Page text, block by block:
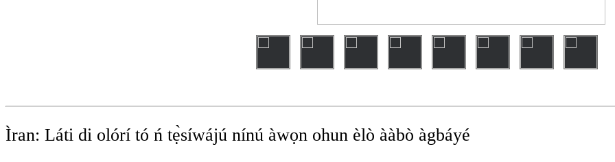
Ìran: Láti di olórí tó ń tẹ̀síwájú nínú àwọn ohun èlò ààbò àgbáyé